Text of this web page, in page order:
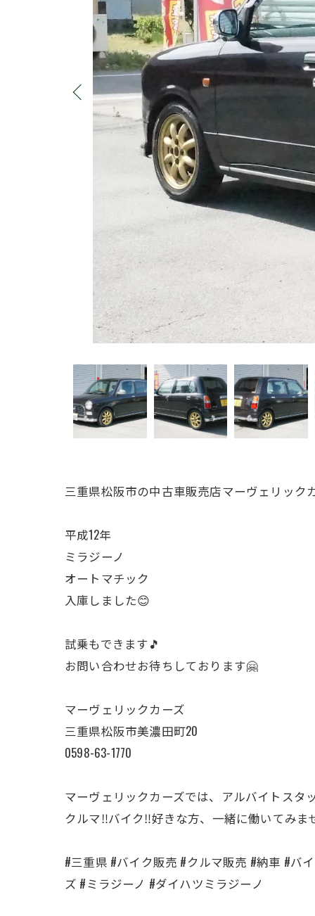
三重県松阪市の中古車販売店マーヴェリック
平成12年
ミラジーノ
オートマチック
入庫しました😊
試乗もできます🎵
お問い合わせお待ちしております🤗
マーヴェリックカーズ
三重県松阪市美濃田町20
0598-63-1770
マーヴェリックカーズでは、アルバイトスタ
クルマ‼️バイク‼️好きな方、一緒に働いてみま
#三重県 #バイク販売 #クルマ販売 #納車 #バ
ズ #ミラジーノ #ダイハツミラジーノ